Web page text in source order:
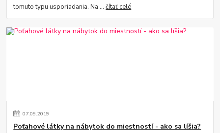
tomuto typu usporiadania. Na ...čítať celé
07.09.2019
Poťahové látky na nábytok do miestností - ako sa líšia?